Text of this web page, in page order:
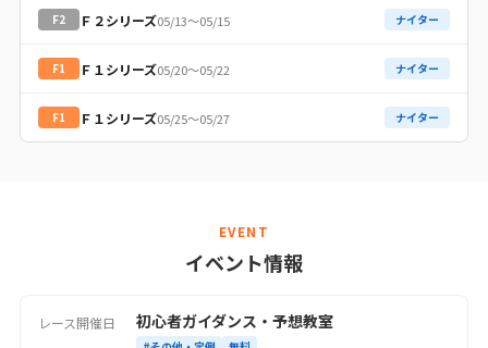
F2 Ｆ２シリーズ05/13〜05/15 ナイター
F1 Ｆ１シリーズ05/20〜05/22 ナイター
F1 Ｆ１シリーズ05/25〜05/27 ナイター
EVENT
イベント情報
レース開催日 初心者ガイダンス・予想教室